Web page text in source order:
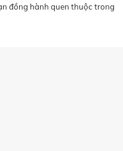
đồng hành quen thuộc trong